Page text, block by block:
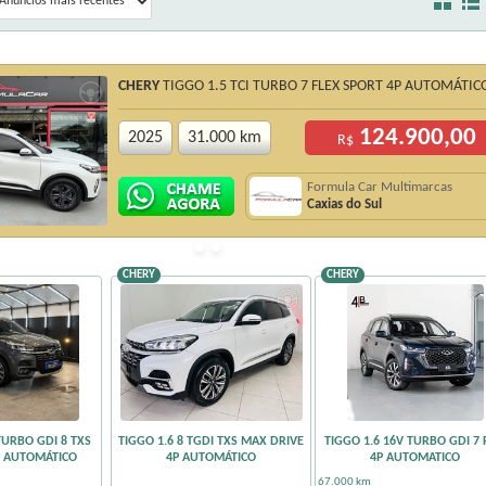
CHERYTIGGO 1.5 TCI TURBO 7 FLEX SPORT 4P
2025 31.000 km R$124.900,00
Formula Car Multimarcas
Caxias do Sul
GDI 8 TXS
CHERY
TIGGO 1.6 8 TGDI TXS MAX DRIVE
4P AUTOMÁTICO
CHERY
TIGGO 1.6 16V TURBO GDI 7
4P AUTOMATICO
67.000 km